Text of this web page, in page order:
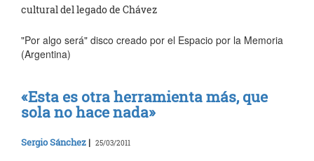
cultural del legado de Chávez
"Por algo será" disco creado por el Espacio por la Memoria
(Argentina)
«Esta es otra herramienta más, que
sola no hace nada»
Sergio Sánchez | 25/03/2011